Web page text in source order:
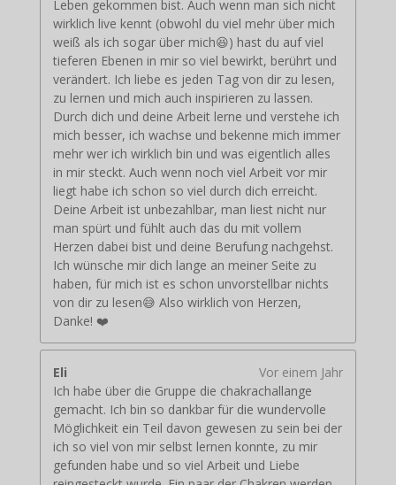
Leben gekommen bist. Auch wenn man sich nicht
wirklich live kennt (obwohl du viel mehr über mich
weiß als ich sogar über mich😆) hast du auf viel
tieferen Ebenen in mir so viel bewirkt, berührt und
verändert. Ich liebe es jeden Tag von dir zu lesen,
zu lernen und mich auch inspirieren zu lassen.
Durch dich und deine Arbeit lerne und verstehe ich
mich besser, ich wachse und bekenne mich immer
mehr wer ich wirklich bin und was eigentlich alles
in mir steckt. Auch wenn noch viel Arbeit vor mir
liegt habe ich schon so viel durch dich erreicht.
Deine Arbeit ist unbezahlbar, man liest nicht nur
man spürt und fühlt auch das du mit vollem
Herzen dabei bist und deine Berufung nachgehst.
Ich wünsche mir dich lange an meiner Seite zu
haben, für mich ist es schon unvorstellbar nichts
von dir zu lesen😅 Also wirklich von Herzen,
Danke! ❤️
Eli
Vor einem Jahr
Ich habe über die Gruppe die chakrachallange
gemacht. Ich bin so dankbar für die wundervolle
Möglichkeit ein Teil davon gewesen zu sein bei der
ich so viel von mir selbst lernen konnte, zu mir
gefunden habe und so viel Arbeit und Liebe